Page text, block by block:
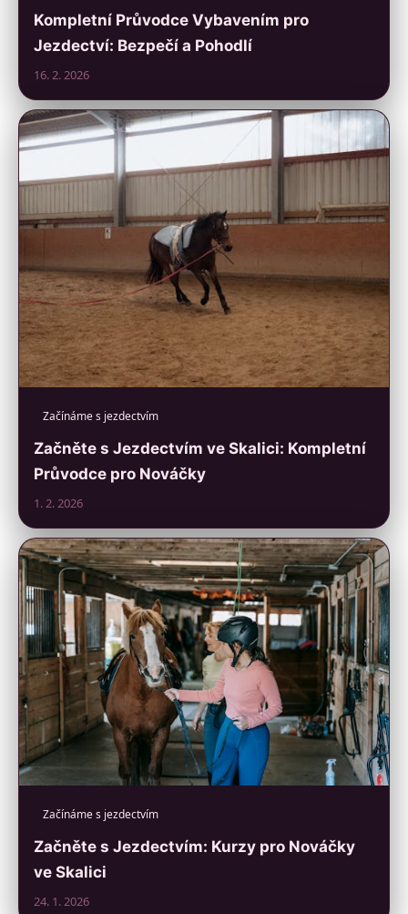
Kompletní Průvodce Vybavením pro
Jezdectví: Bezpečí a Pohodlí
16. 2. 2026
Začínáme s jezdectvím
Začněte s Jezdectvím ve Skalici: Kompletní
Průvodce pro Nováčky
1. 2. 2026
Začínáme s jezdectvím
Začněte s Jezdectvím: Kurzy pro Nováčky
ve Skalici
24. 1. 2026